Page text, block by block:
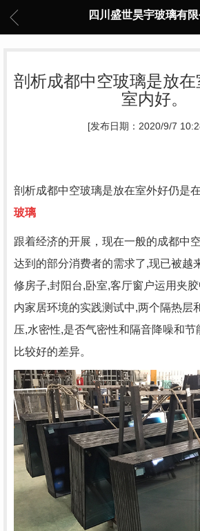
四川盛世昊宇玻璃有限
剖析成都中空玻璃是放
室内好。
[发布日期：2020/9/7
剖析成都中空玻璃是放在室外好仍是在
玻璃
跟着经济的开展，现在一般的成都中
达到的部分消费者的需求了,现已被越
修房子,封阳台,卧室,客厅窗户运用夹
内家居环境的实践测试中,两个隔热层
压,水密性,是否气密性和隔音降噪和
比较好的差异。